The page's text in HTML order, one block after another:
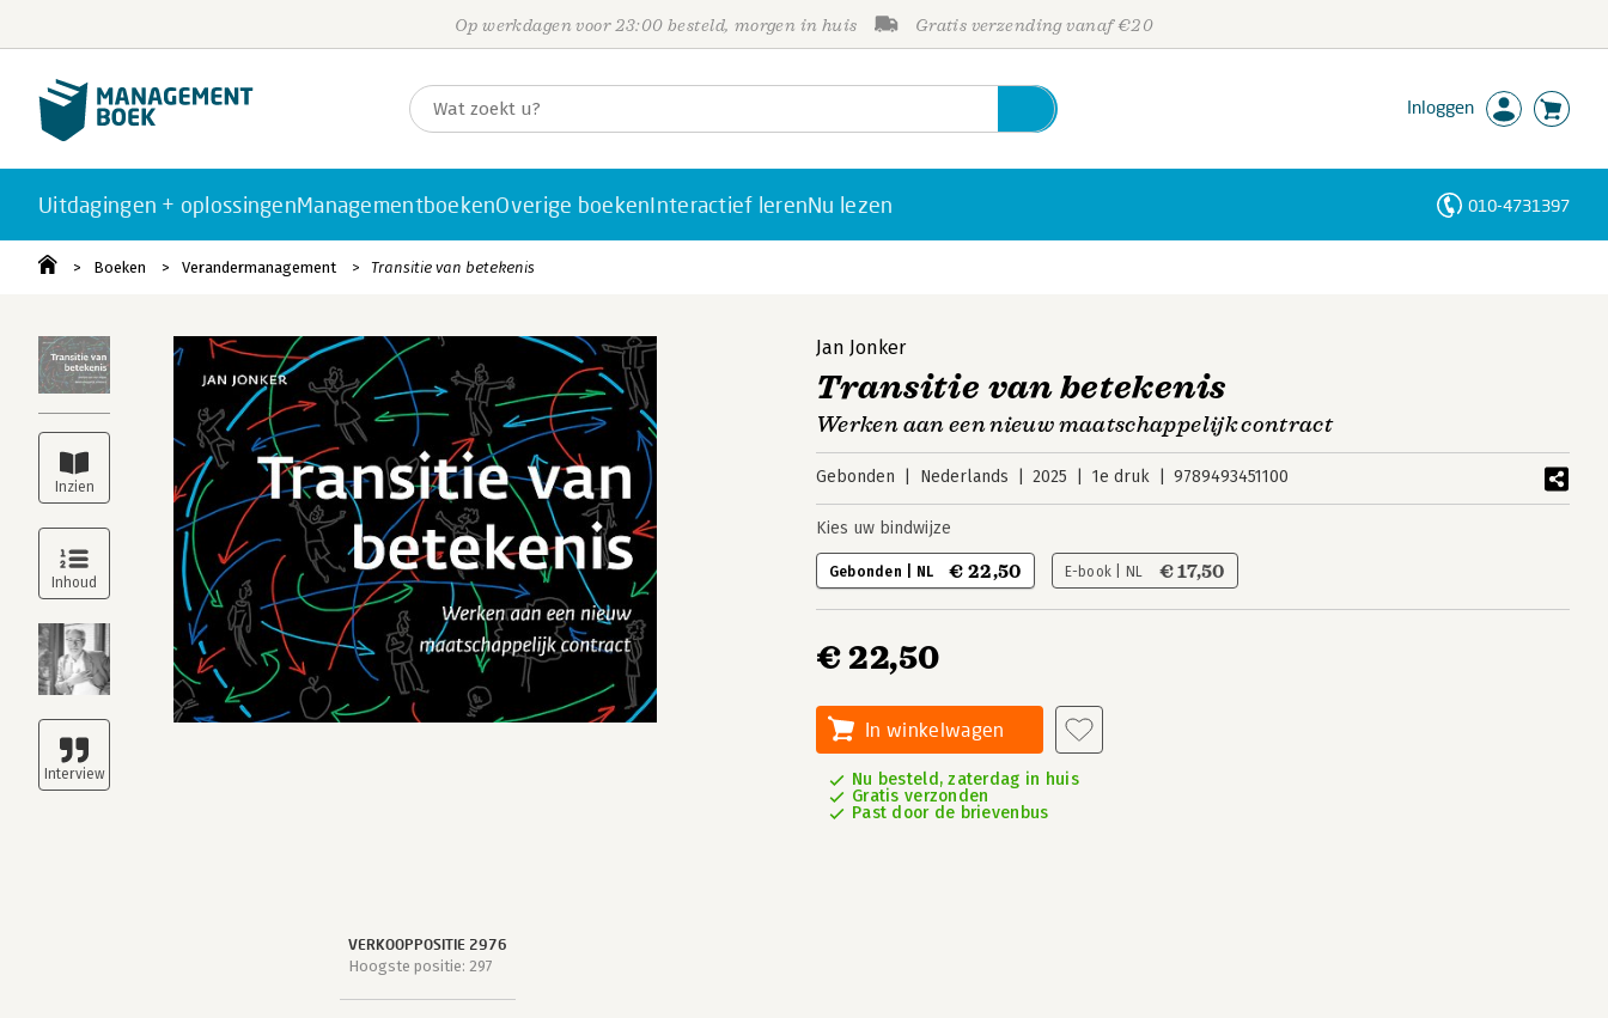
Op werkdagen voor 23:00 besteld, morgen in huis Gratis verzending vanaf €20
Inloggen
Uitdagingen + oplossingenManagementboekenOverige boekenInteractief lerenNu lezen 010-4731397
Boeken Verandermanagement Transitie van betekenis
VERKOOPPOSITIE 2976
Hoogste positie: 297
Jan Jonker
Transitie van betekenis
Werken aan een nieuw maatschappelijk contract
Gebonden Nederlands 2025 1e druk 9789493451100
Kies uw bindwijze
Gebonden | NL € 22,50 E-book | NL € 17,50
€ 22,50
In winkelwagen
Nu besteld, zaterdag in huis
Gratis verzonden
Past door de brievenbus
Personen